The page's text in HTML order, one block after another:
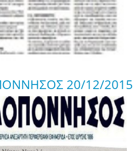
20/12/2015